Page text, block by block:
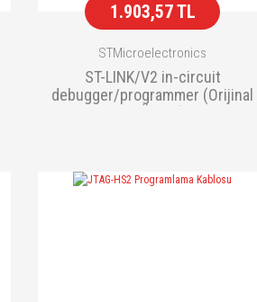
1.903,57 TL
STMicroelectronics
ST-LINK/V2 in-circuit
debugger/programmer (Orijinal